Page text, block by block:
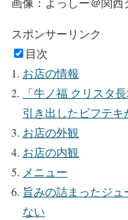
スポンサーリンク
目次
お店の情報
「牛ノ福 クリスタ
引き出したビフテ
お店の外観
お店の内観
メニュー
旨みの詰まったジ
ない